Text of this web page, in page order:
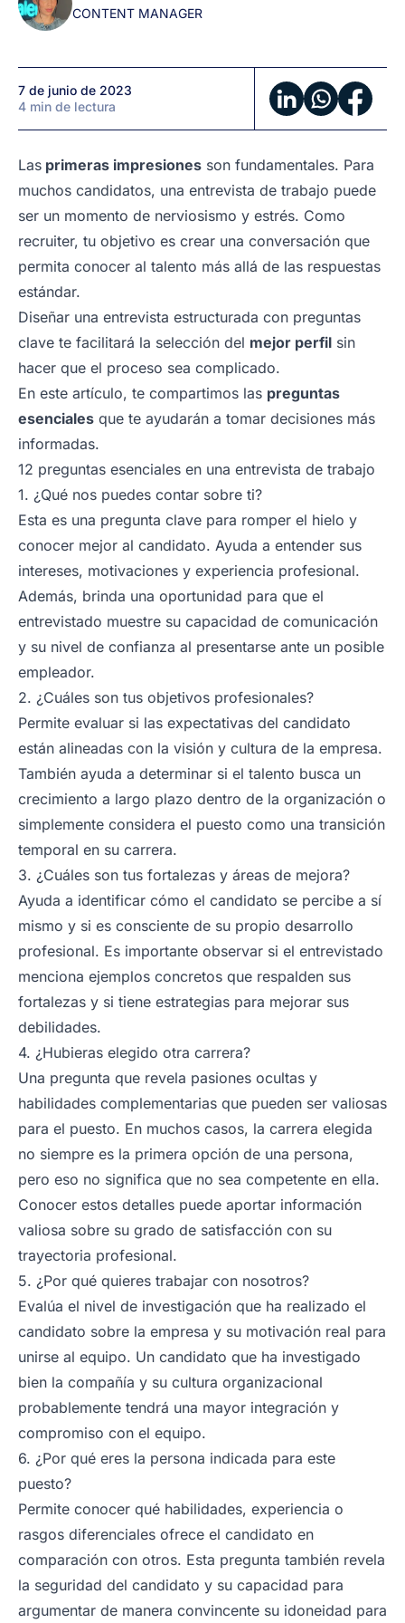
de
CONTENT MANAGER
7 de junio de 2023
4 min de lectura
Las primeras impresiones son fundamentales. Para
muchos candidatos, una entrevista de trabajo puede
ser un momento de nerviosismo y estrés. Como
recruiter, tu objetivo es crear una conversación que
permita conocer al talento más allá de las respuestas
estándar.
Diseñar una entrevista estructurada con preguntas
clave te facilitará la selección del mejor perfil sin
hacer que el proceso sea complicado.
En este artículo, te compartimos las preguntas
esenciales que te ayudarán a tomar decisiones más
informadas.
12 preguntas esenciales en una entrevista de trabajo
1. ¿Qué nos puedes contar sobre ti?
Esta es una pregunta clave para romper el hielo y
conocer mejor al candidato. Ayuda a entender sus
intereses, motivaciones y experiencia profesional.
Además, brinda una oportunidad para que el
entrevistado muestre su capacidad de comunicación
y su nivel de confianza al presentarse ante un posible
empleador.
2. ¿Cuáles son tus objetivos profesionales?
Permite evaluar si las expectativas del candidato
están alineadas con la visión y cultura de la empresa.
También ayuda a determinar si el talento busca un
crecimiento a largo plazo dentro de la organización o
simplemente considera el puesto como una transición
temporal en su carrera.
3. ¿Cuáles son tus fortalezas y áreas de mejora?
Ayuda a identificar cómo el candidato se percibe a sí
mismo y si es consciente de su propio desarrollo
profesional. Es importante observar si el entrevistado
menciona ejemplos concretos que respalden sus
fortalezas y si tiene estrategias para mejorar sus
debilidades.
4. ¿Hubieras elegido otra carrera?
Una pregunta que revela pasiones ocultas y
habilidades complementarias que pueden ser valiosas
para el puesto. En muchos casos, la carrera elegida
no siempre es la primera opción de una persona,
pero eso no significa que no sea competente en ella.
Conocer estos detalles puede aportar información
valiosa sobre su grado de satisfacción con su
trayectoria profesional.
5. ¿Por qué quieres trabajar con nosotros?
Evalúa el nivel de investigación que ha realizado el
candidato sobre la empresa y su motivación real para
unirse al equipo. Un candidato que ha investigado
bien la compañía y su cultura organizacional
probablemente tendrá una mayor integración y
compromiso con el equipo.
6. ¿Por qué eres la persona indicada para este
puesto?
Permite conocer qué habilidades, experiencia o
rasgos diferenciales ofrece el candidato en
comparación con otros. Esta pregunta también revela
la seguridad del candidato y su capacidad para
argumentar de manera convincente su idoneidad para